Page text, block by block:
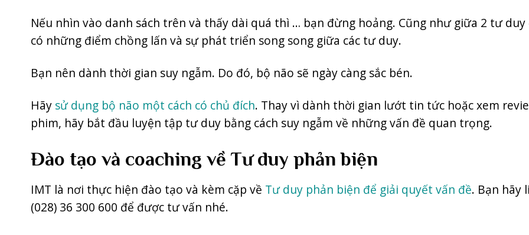
Nếu nhìn vào danh sách trên và thấy dài quá thì … bạn đừng hoảng. Cũng như giữa 2 tư duy
có những điểm chồng lấn và sự phát triển song song giữa các tư duy.
Bạn nên dành thời gian suy ngẫm. Do đó, bộ não sẽ ngày càng sắc bén.
Hãy sử dụng bộ não một cách có chủ đích. Thay vì dành thời gian lướt tin tức hoặc xem
phim, hãy bắt đầu luyện tập tư duy bằng cách suy ngẫm về những vấn đề quan trọng.
Đào tạo và coaching về Tư duy phản biện
IMT là nơi thực hiện đào tạo và kèm cặp về Tư duy phản biện để giải quyết vấn đề. Bạn hãy
(028) 36 300 600 để được tư vấn nhé.